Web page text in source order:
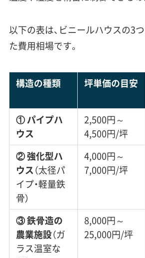
以下の表は、ビニールハウスの3
た費用相場です。
構造の種類 坪単価の目安
① パイプハ
ウス
2,500円～
4,500円/坪
② 強化型ハ
ウス（太径パ
イプ・軽量鉄
骨）
4,000円～
7,000円/坪
③ 鉄骨造の
農業施設（ガ
ラス温室な
8,000円～
25,000円/坪